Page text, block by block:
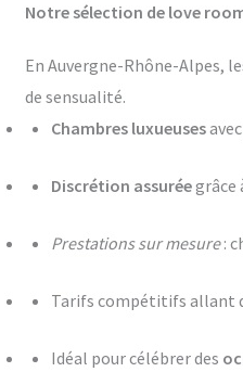
Notre sélection de love
En Auvergne-Rhône-Alpes,
de sensualité.
Chambres luxueuses
Discrétion assuréegrâce
Prestations sur mesure:
Tarifs compétitifs allant
Idéal pour célébrer des